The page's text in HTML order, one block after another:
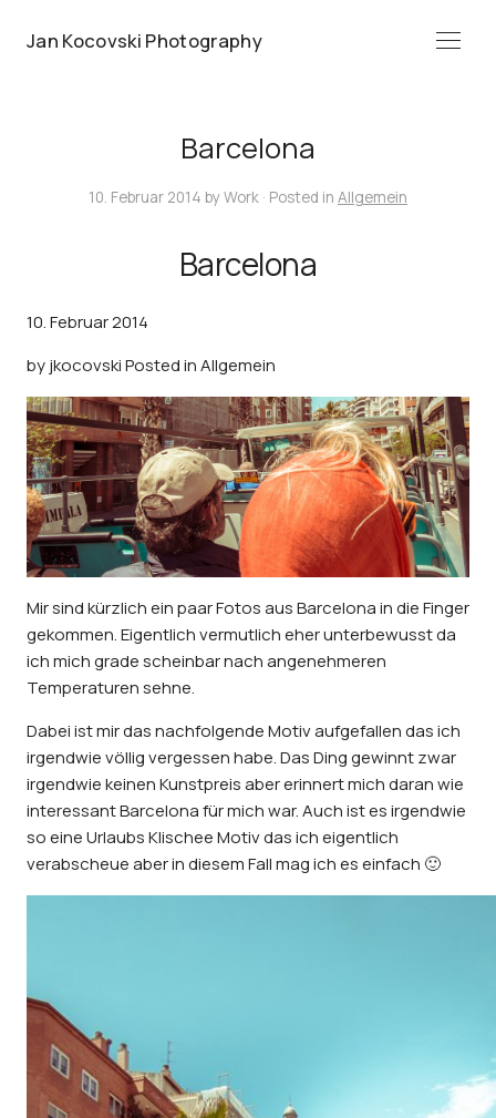
Jan Kocovski Photography Menü
Barcelona
10. Februar 2014 byWork · Posted in Allgemein
Barcelona
10. Februar 2014
byjkocovskiPosted inAllgemein
Mir sind kürzlich ein paar Fotos aus Barcelona in die Finger
gekommen. Eigentlich vermutlich eher unterbewusst da
ich mich grade scheinbar nach angenehmeren
Temperaturen sehne.
Dabei ist mir das nachfolgende Motiv aufgefallen das ich
irgendwie völlig vergessen habe. Das Ding gewinnt zwar
irgendwie keinen Kunstpreis aber erinnert mich daran wie
interessant Barcelona für mich war. Auch ist es irgendwie
so eine Urlaubs Klischee Motiv das ich eigentlich
verabscheue aber in diesem Fall mag ich es einfach 🙂